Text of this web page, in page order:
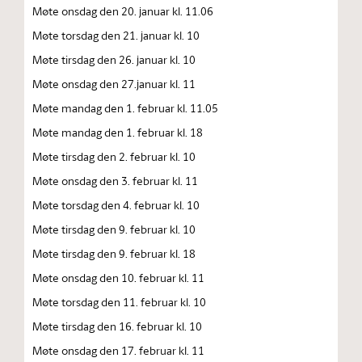
Møte onsdag den 20. januar kl. 11.06
Møte torsdag den 21. januar kl. 10
Møte tirsdag den 26. januar kl. 10
Møte onsdag den 27.januar kl. 11
Møte mandag den 1. februar kl. 11.05
Møte mandag den 1. februar kl. 18
Møte tirsdag den 2. februar kl. 10
Møte onsdag den 3. februar kl. 11
Møte torsdag den 4. februar kl. 10
Møte tirsdag den 9. februar kl. 10
Møte tirsdag den 9. februar kl. 18
Møte onsdag den 10. februar kl. 11
Møte torsdag den 11. februar kl. 10
Møte tirsdag den 16. februar kl. 10
Møte onsdag den 17. februar kl. 11